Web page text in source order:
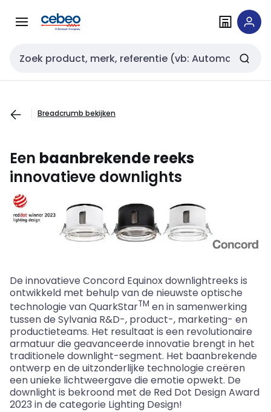
naar
naar
Zoekveld invoer
Breadcrumb bekijken
Een baanbrekende reeks
innovatieve downlights
De innovatieve Concord Equinox downlightreeks is
ontwikkeld met behulp van de nieuwste optische
technologie van QuarkStarTM en in samenwerking
tussen de Sylvania R&D-, product-, marketing- en
productieteams. Het resultaat is een revolutionaire
armatuur die geavanceerde innovatie brengt in het
traditionele downlight-segment. Het baanbrekende
ontwerp en de uitzonderlijke technologie creëren
een unieke lichtweergave die emotie opwekt. De
downlight is bekroond met de Red Dot Design Award
2023 in de categorie Lighting Design!